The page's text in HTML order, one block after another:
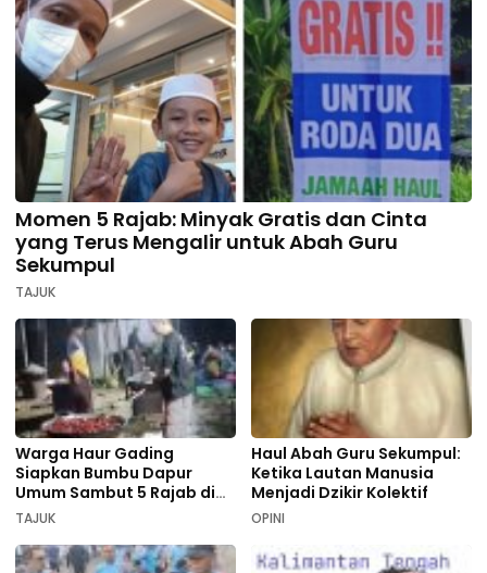
Momen 5 Rajab: Minyak Gratis dan Cinta
yang Terus Mengalir untuk Abah Guru
Sekumpul
TAJUK
Warga Haur Gading
Siapkan Bumbu Dapur
Umum Sambut 5 Rajab di
Sekumpul
TAJUK
Haul Abah Guru Sekumpul:
Ketika Lautan Manusia
Menjadi Dzikir Kolektif
OPINI